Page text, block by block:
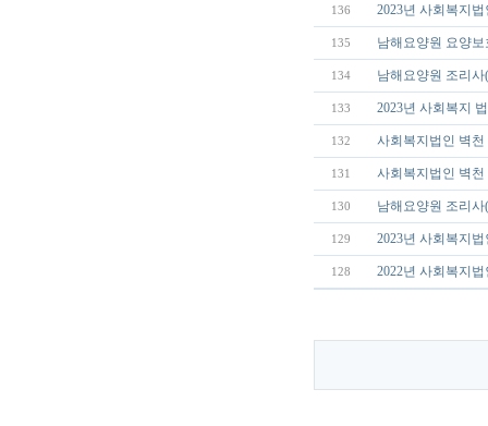
136 2023년 사회복지
135 남해요양원 요양
134 남해요양원 조리
133 2023년 사회복지
132 사회복지법인 벽천
131 사회복지법인 벽천
130 남해요양원 조리
129 2023년 사회복지
128 2022년 사회복지